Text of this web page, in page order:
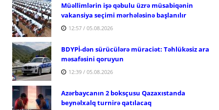
Müəllimlərin işə qəbulu üzrə müsabiqənin
vakansiya seçimi mərhələsinə başlanılır
12:57 / 05.08.2026
BDYPİ-dən sürücülərə müraciət: Təhlükəsiz ara
məsafəsini qoruyun
12:39 / 05.08.2026
Azərbaycanın 2 boksçusu Qazaxıstanda
beynəlxalq turnirə qatılacaq